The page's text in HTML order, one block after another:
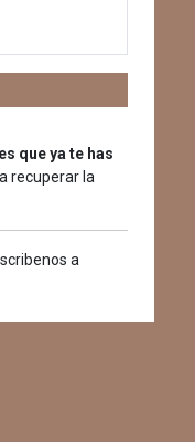
que ya te has
recuperar la
a